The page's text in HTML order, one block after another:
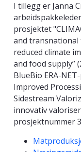
I tillegg er Janna
arbeidspakkeleder
prosjektet
and
reduced climate
and food supply”
BlueBio ERA-
Improved
Sidestream
innovativ
prosjektnummer